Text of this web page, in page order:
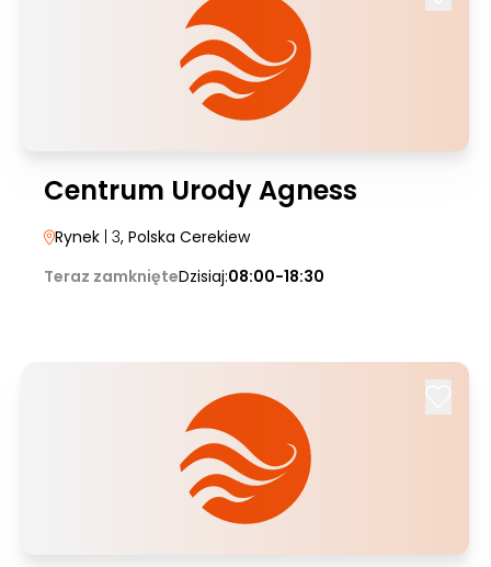
Centrum Urody Agness
Rynek | 3, Polska Cerekiew
Teraz zamknięteDzisiaj:08:00-18:30